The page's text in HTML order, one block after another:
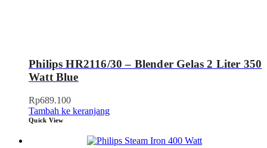
Philips HR2116/30 – Blender Gelas 2 Liter 350
Watt Blue
Rp689.100
Tambah ke keranjang
Quick View